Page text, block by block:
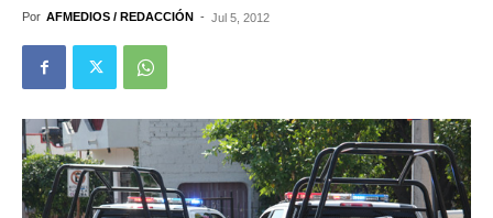
Por AFMEDIOS / REDACCIÓN - Jul 5, 2012